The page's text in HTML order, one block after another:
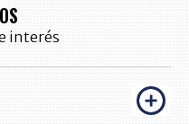
interés